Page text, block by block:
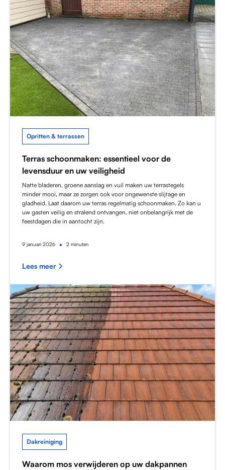
Opritten & terrassen
Terras schoonmaken: essentieel voor de
levensduur en uw veiligheid
Natte bladeren, groene aanslag en vuil maken uw terrastegels
minder mooi, maar ze zorgen ook voor ongewenste slijtage en
gladheid. Laat daarom uw terras regelmatig schoonmaken. Zo kan u
uw gasten veilig en stralend ontvangen, niet onbelangrijk met de
feestdagen die in aantocht zijn.
9 januari 2026 • 2 minuten
Lees meer
Dakreiniging
Waarom mos verwijderen op uw dakpannen